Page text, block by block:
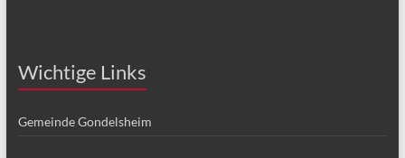
Wichtige Links
Gemeinde Gondelsheim